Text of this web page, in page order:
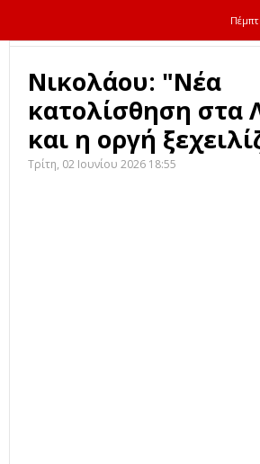
Νικολάου: "Νέα
κατολίσθηση στα
και η οργή
Τρίτη, 02 Ιουνίου 2026 18:55